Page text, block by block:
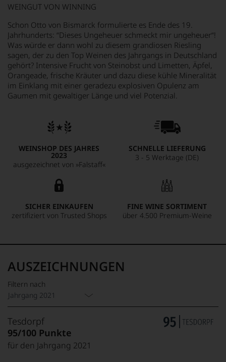
WEINGUT VON WINNING
Schon Otto von Bismarck formulierte es Ende des 19.
Jahrhunderts: “Dieses Ungeheuer schmeckt mir ungeheuer“!
Was würde er dann wohl zu diesem grandiosen Riesling
sagen, der zu den Top Weinen des Jahrgangs in Deutschland
gehört? Intensive Frucht von Steinobst und Limetten, Äpfel,
Orangeade, frische Kräuter und dazu diese kühle Mineralität
im Einklang mit einer geradezu explosiven Opulenz am
Gaumen mit gewaltiger Länge und viel Potenzial.
WEINSHOP DES JAHRES
2023
ausgezeichnet von »Falstaff«
SCHNELLE LIEFERUNG
3 - 5 Werktage (DE)
SICHER EINKAUFEN
zertifiziert von Trusted Shops
FINE WINE SORTIMENT
über 4.500 Premium-Weine
AUSZEICHNUNGEN
Filtern nach
Jahrgang 2021
Tesdorpf
95/100 Punkte
für den Jahrgang 2021